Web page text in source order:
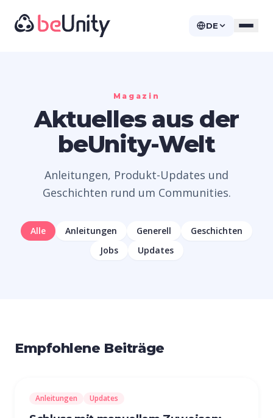
DE
Magazin
Aktuelles aus der
beUnity-Welt
Anleitungen, Produkt-Updates und
Geschichten rund um Communities.
Alle Anleitungen Generell
Geschichten
Jobs
Updates
Empfohlene Beiträge
Anleitungen Updates